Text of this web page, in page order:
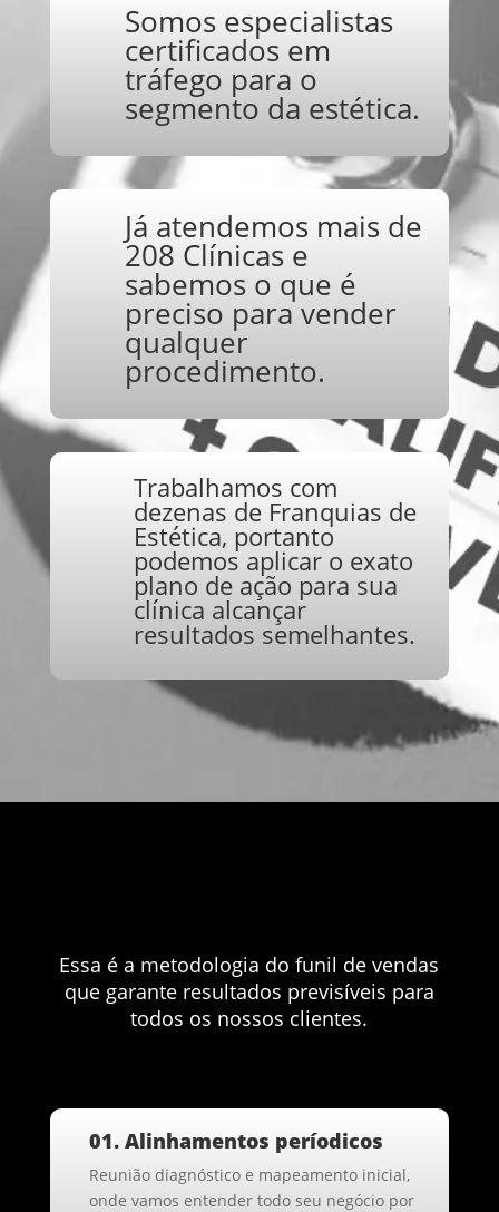
Somos especialistas
certificados em
tráfego para o
segmento da estética.
Já atendemos mais de
208 Clínicas e
sabemos o que é
preciso para vender
qualquer
procedimento.
Trabalhamos com
dezenas de Franquias de
Estética, portanto
podemos aplicar o exato
plano de ação para sua
clínica alcançar
resultados semelhantes.
Essa é a metodologia do funil de vendas
que garante resultados previsíveis para
todos os nossos clientes.
01. Alinhamentos períodicos
Reunião diagnóstico e mapeamento inicial,
onde vamos entender todo seu negócio por